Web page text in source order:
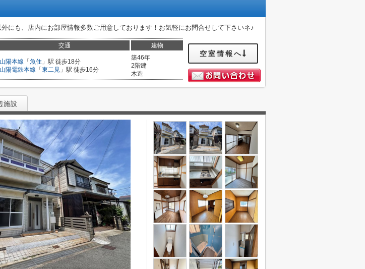
にも、店内にお部屋情報多数ご用意しております！お気軽にお問合せして下さいネ♪
交通 建物
山陽本線 「 魚住 」駅 徒歩18分
山陽電鉄本線 「 東二見 」駅 徒歩16分
築46年
2階建
木造
空室情報へ
施設